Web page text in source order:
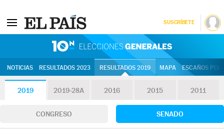
SUSCRÍBETE
NOTICIAS RESULTADOS 2023 RESULTADOS 2019 MAPA ESCAÑOS
2019 2019-28A 2016 2015 2011
CONGRESO SENADO